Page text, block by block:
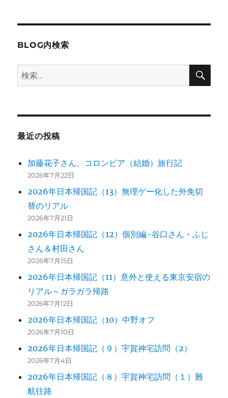
BLOG内検索
検
索:
検
最近の投稿
加藤花子さん、コロンビア（結婚）旅行記
2026年7月22日
2026年日本帰国記（13）無理ゲー化した外免切
替のリアル
2026年7月21日
2026年日本帰国記（12）個別編-谷口さん・ふじ
さん＆村田さん
2026年7月15日
2026年日本帰国記（11）意外と使える東京安宿の
リアル～ガラガラ帰路
2026年7月12日
2026年日本帰国記（10）中野オフ
2026年7月10日
2026年日本帰国記（９）宇賀神宅訪問（2）
2026年7月4日
2026年日本帰国記（８）宇賀神宅訪問（１）難
航往路